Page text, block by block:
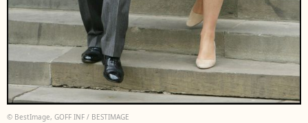
© BestImage, GOFF INF / BESTIMAGE